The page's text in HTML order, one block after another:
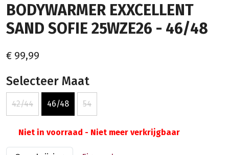
BODYWARMER EXXCELLENT
SAND SOFIE 25WZE26 - 46/48
€ 99,99
Selecteer Maat
42/44 46/48 54
Niet in voorraad - Niet meer verkrijgbaar